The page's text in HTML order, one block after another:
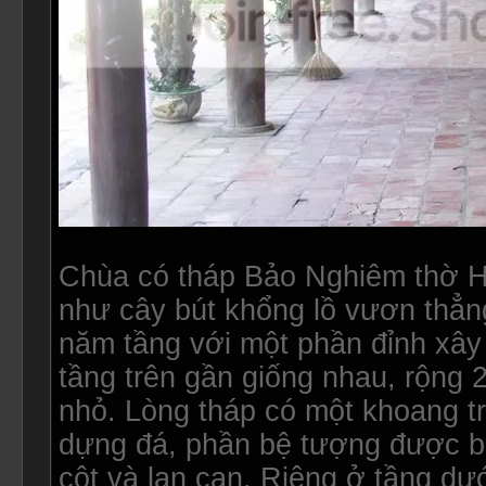
Chùa có tháp Bảo Nghiêm thờ
như cây bút khổng lồ vươn
năm tầng với một phần đỉnh
tầng trên gần giống nhau, rộng
nhỏ. Lòng tháp có một khoang
dựng đá, phần bệ tượng được
cột và lan can. Riêng ở tầng